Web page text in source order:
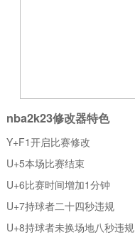
nba2k23修改器特色
Y+F1开启比赛修改
U+5本场比赛结束
U+6比赛时间增加1分钟
U+7持球者二十四秒违规
U+8持球者未换场地八秒违规